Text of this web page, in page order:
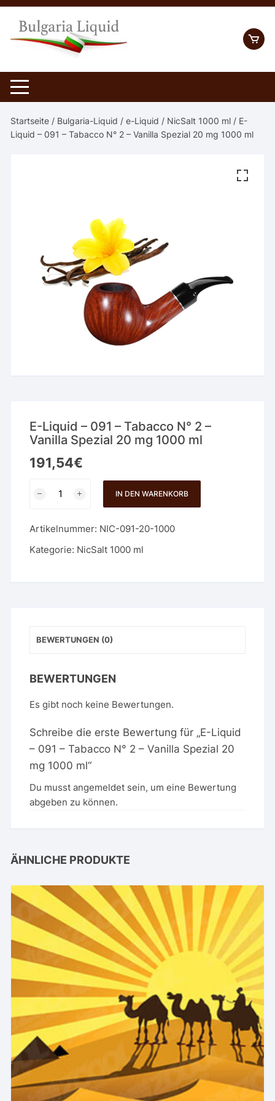
Skip
content
Startseite / Bulgaria-Liquid /e-Liquid / NicSalt 1000 ml / E-
Liquid – 091 – Tabacco N° 2 – Vanilla Spezial 20 mg 1000 ml
E-Liquid – 091 – Tabacco N° 2 –
Vanilla Spezial 20 mg 1000 ml
191,54€
091
-
Tabacco
1000
Menge
IN DEN WARENKORB
Artikelnummer: NIC-091-20-1000
Kategorie: NicSalt 1000 ml
BEWERTUNGEN (0)
BEWERTUNGEN
Es gibt noch keine Bewertungen.
Schreibe die erste Bewertung für „E-Liquid
– 091 – Tabacco N° 2 – Vanilla Spezial 20
mg 1000 ml“
Du musstangemeldet sein, um eine Bewertung
abgeben zu können.
ÄHNLICHE PRODUKTE